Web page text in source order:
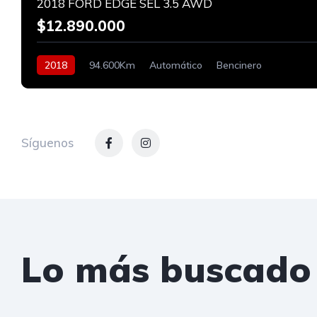
2018 FORD EDGE SEL 3.5 AWD
$12.890.000
2018 94.600Km Automático Bencinero
Síguenos
Lo más buscado